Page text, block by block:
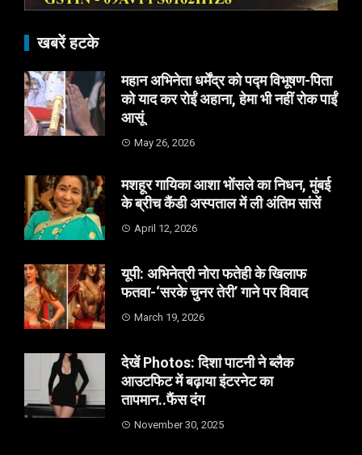
खबरें हटके
महान अभिनेता धर्मेंद्र को पद्म विभूषण-पिता
को याद कर रोईं अहाना, हेमा भी नहीं रोक पाईं
आसूं
May 26, 2026
मशहूर गायिका आशा भोंसले का निधन, मुंबई
के ब्रीच कैंडी अस्पताल में ली अंतिम सांसें
April 12, 2026
यूपी: अभिनेत्री नोरा फतेही के खिलाफ
फतवा-‘सरके चुनर तेरी’ गाने पर विवाद
March 19, 2026
देखें Photos: दिशा पाटनी ने ब्लैक
आउटफिट में बढ़ाया इंटरनेट का
तापमान..फैंस दंग
November 30, 2025